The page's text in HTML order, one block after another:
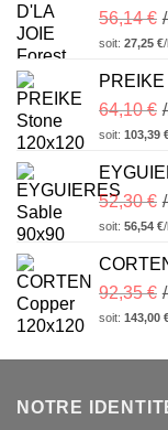
56,14€
soit: 27,25 €
64,10€
soit: 103,39
52,30€
soit: 56,54 €
92,35€
soit: 143,00
NOTRE